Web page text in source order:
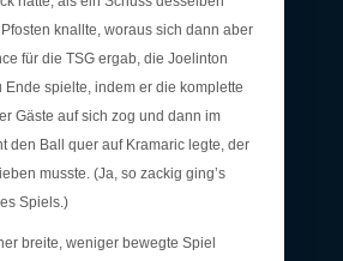
knallte, woraus sich dann aber
für die TSG ergab, die Joelinton
Ende spielte, indem er die komplette
Gäste auf sich zog und dann im
den Ball quer auf Kramaric legte, der
musste. (Ja, so zackig ging’s
Spiels.)
breite, weniger bewegte Spiel